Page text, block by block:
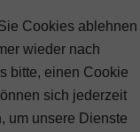
Cookies ablehnen
wieder nach
bitte, einen Cookie
sich jederzeit
um unsere Dienste